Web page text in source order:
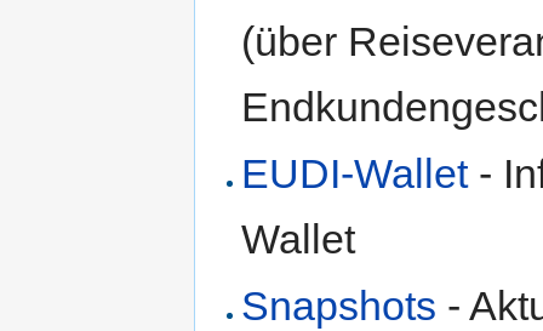
(über
EUDI-Wallet-
Wallet
Snapshots -